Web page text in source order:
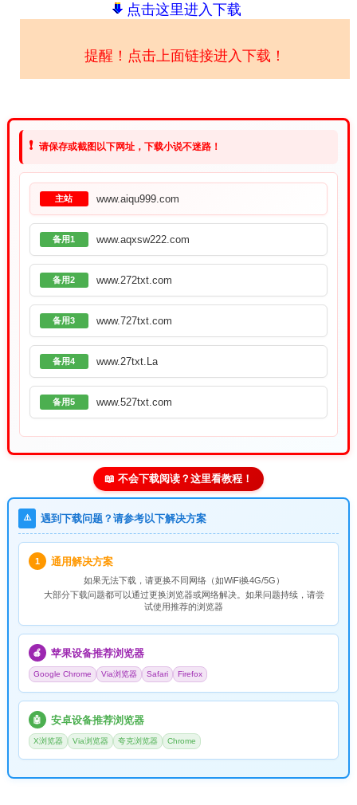
点击这里进入下载
提醒！点击上面链接进入下载！
❗ 请保存或截图以下网址，下载小说不迷路！
主站 www.aiqu999.com
备用1 www.aqxsw222.com
备用2 www.272txt.com
备用3 www.727txt.com
备用4 www.27txt.La
备用5 www.527txt.com
📖 不会下载阅读？这里看教程！
⚠️ 遇到下载问题？请参考以下解决方案
1 通用解决方案
如果无法下载，请更换不同网络（如WiFi换4G/5G）
大部分下载问题都可以通过更换浏览器或网络解决。如果问题持续，请尝
试使用推荐的浏览器
🍎 苹果设备推荐浏览器
Google Chrome Via浏览器 Safari Firefox
🤖 安卓设备推荐浏览器
X浏览器 Via浏览器 夸克浏览器 Chrome